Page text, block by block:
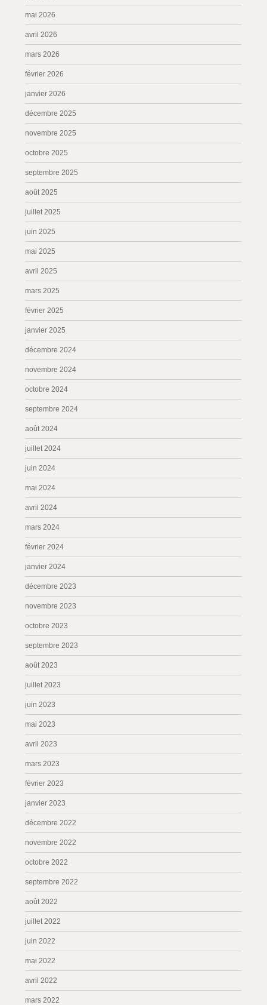
mai 2026
avril 2026
mars 2026
février 2026
janvier 2026
décembre 2025
novembre 2025
octobre 2025
septembre 2025
août 2025
juillet 2025
juin 2025
mai 2025
avril 2025
mars 2025
février 2025
janvier 2025
décembre 2024
novembre 2024
octobre 2024
septembre 2024
août 2024
juillet 2024
juin 2024
mai 2024
avril 2024
mars 2024
février 2024
janvier 2024
décembre 2023
novembre 2023
octobre 2023
septembre 2023
août 2023
juillet 2023
juin 2023
mai 2023
avril 2023
mars 2023
février 2023
janvier 2023
décembre 2022
novembre 2022
octobre 2022
septembre 2022
août 2022
juillet 2022
juin 2022
mai 2022
avril 2022
mars 2022